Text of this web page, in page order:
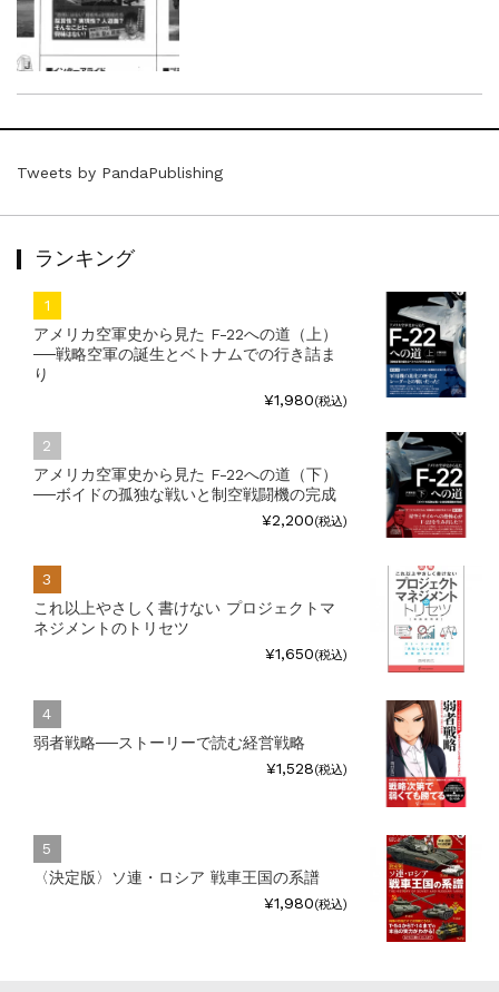
Tweets by PandaPublishing
ランキング
アメリカ空軍史から見た F-22への道（上）
──戦略空軍の誕生とベトナムでの行き詰ま
り
¥1,980(税込)
アメリカ空軍史から見た F-22への道（下）
──ボイドの孤独な戦いと制空戦闘機の完成
¥2,200(税込)
これ以上やさしく書けない プロジェクトマ
ネジメントのトリセツ
¥1,650(税込)
弱者戦略──ストーリーで読む経営戦略
¥1,528(税込)
〈決定版〉ソ連・ロシア 戦車王国の系譜
¥1,980(税込)